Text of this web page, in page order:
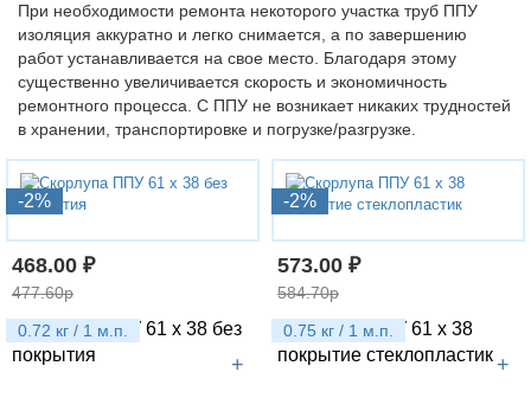
При необходимости ремонта некоторого участка труб ППУ
изоляция аккуратно и легко снимается, а по завершению
работ устанавливается на свое место. Благодаря этому
существенно увеличивается скорость и экономичность
ремонтного процесса. С ППУ не возникает никаких трудностей
в хранении, транспортировке и погрузке/разгрузке.
-2%
0.72 кг / 1 м.п.
468.00 ₽
+
477.60р
Скорлупа ППУ 61 х 38 без
покрытия
-2%
0.75 кг / 1 м.п.
573.00 ₽
+
584.70р
Скорлупа ППУ 61 х 38
покрытие стеклопластик